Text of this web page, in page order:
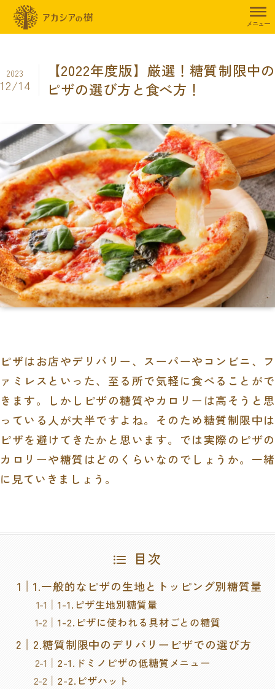
メニュー
トップページ 暮らしのお役立ち情報 【2022年度版
【2022年度版】厳選！糖質制限中の
ピザの選び方と食べ方！
2023
12/14
ピザはお店やデリバリー、スーパーやコンビニ、フ
ァミレスといった、至る所で気軽に食べることがで
きます。しかしピザの糖質やカロリーは高そうと思
っている人が大半ですよね。そのため糖質制限中は
ピザを避けてきたかと思います。では実際のピザの
カロリーや糖質はどのくらいなのでしょうか。一緒
に見ていきましょう。
目次
1.一般的なピザの生地とトッピング別糖質量
1-1.ピザ生地別糖質量
1-2.ピザに使われる具材ごとの糖質
2.糖質制限中のデリバリーピザでの選び方
2-1.ドミノピザの低糖質メニュー
2-2.ピザハット